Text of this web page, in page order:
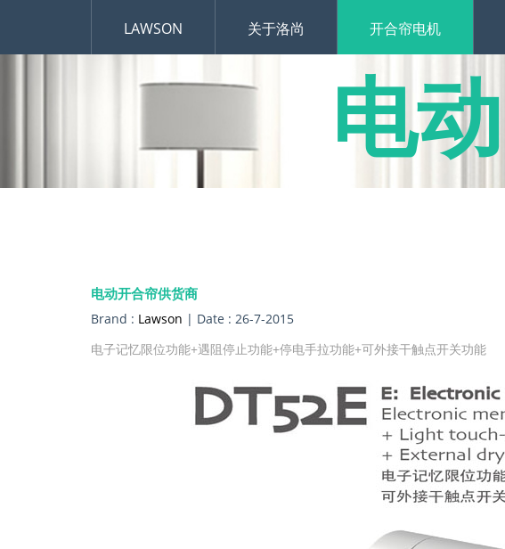
LAWSON 关于洛尚 开合帘电机
电动
电动开合帘供货商
Brand : Lawson | Date : 26-7-2015
电子记忆限位功能+遇阻停止功能+停电手拉功能+可外接干触点开关功能